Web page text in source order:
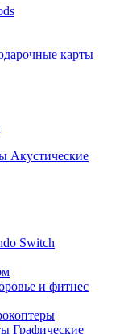
карты
Акустические
Switch
и фитнес
Графические